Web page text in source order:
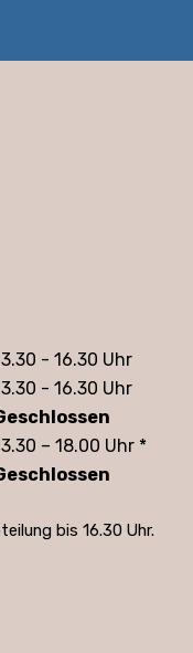
- 16.30 Uhr
- 16.30 Uhr
– 18.00 Uhr *
bis 16.30 Uhr.